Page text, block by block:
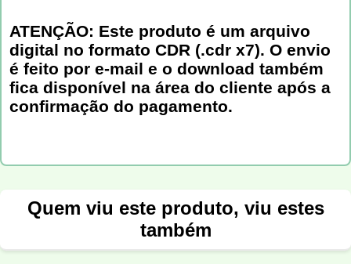
ATENÇÃO: Este produto é um arquivo
digital no formato CDR (.cdr x7). O envio
é feito por e-mail e o download também
fica disponível na área do cliente após a
confirmação do pagamento.
Quem viu este produto, viu estes
também